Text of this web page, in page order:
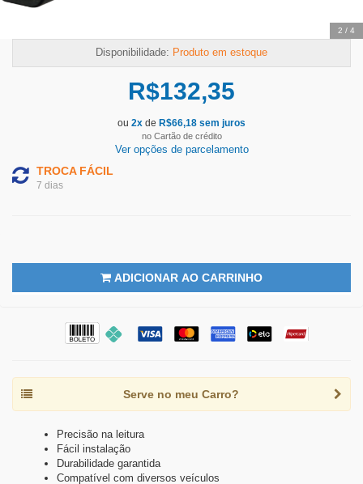
2 / 4
Disponibilidade: Produto em estoque
R$132,35
ou 2x de R$66,18 sem juros
no Cartão de crédito
Ver opções de parcelamento
TROCA FÁCIL
7 dias
ADICIONAR AO CARRINHO
Serve no meu Carro?
Precisão na leitura
Fácil instalação
Durabilidade garantida
Compatível com diversos veículos